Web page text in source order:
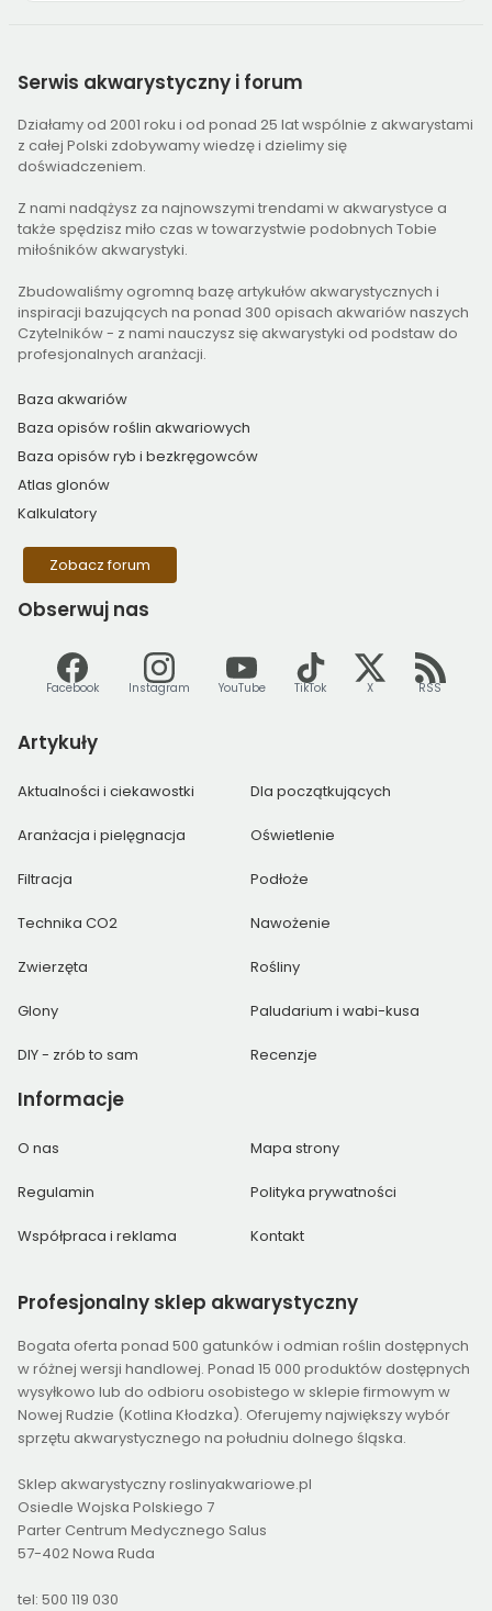
Serwis akwarystyczny i forum
Działamy od 2001 roku i od ponad 25 lat wspólnie z akwarystami
z całej Polski zdobywamy wiedzę i dzielimy się
doświadczeniem.
Z nami nadążysz za najnowszymi trendami w akwarystyce a
także spędzisz miło czas w towarzystwie podobnych Tobie
miłośników akwarystyki.
Zbudowaliśmy ogromną bazę artykułów akwarystycznych i
inspiracji bazujących na ponad 300 opisach akwariów naszych
Czytelników - z nami nauczysz się akwarystyki od podstaw do
profesjonalnych aranżacji.
Baza akwariów
Baza opisów roślin akwariowych
Baza opisów ryb i bezkręgowców
Atlas glonów
Kalkulatory
Zobacz forum
Obserwuj nas
Facebook Instagram YouTube TikTok X RSS
Artykuły
Aktualności i ciekawostki Dla początkujących
Aranżacja i pielęgnacja Oświetlenie
Filtracja Podłoże
Technika CO2 Nawożenie
Zwierzęta Rośliny
Glony Paludarium i wabi-kusa
DIY - zrób to sam Recenzje
Informacje
O nas Mapa strony
Regulamin Polityka prywatności
Współpraca i reklama Kontakt
Profesjonalny sklep akwarystyczny
Bogata oferta ponad 500 gatunków i odmian roślin dostępnych
w różnej wersji handlowej. Ponad 15 000 produktów dostępnych
wysyłkowo lub do odbioru osobistego w sklepie firmowym w
Nowej Rudzie (Kotlina Kłodzka). Oferujemy największy wybór
sprzętu akwarystycznego na południu dolnego śląska.
Sklep akwarystyczny roslinyakwariowe.pl
Osiedle Wojska Polskiego 7
Parter Centrum Medycznego Salus
57-402 Nowa Ruda
tel: 500 119 030